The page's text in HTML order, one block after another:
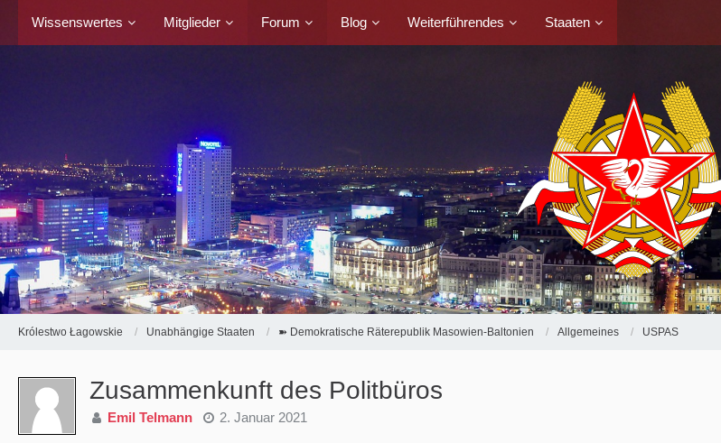
Wissenswertes Mitglieder Forum Blog Weiterführendes Staaten
Królestwo Łagowskie Unabhängige Staaten ➽ Demokratische Räterepublik Masowien-Baltonien Allgemeines USPAS
Zusammenkunft des Politbüros
Emil Telmann 2. Januar 2021